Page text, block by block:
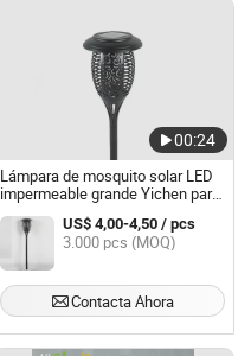
00:24
Lámpara de mosquito solar LED
impermeable grande Yichen para
jardín
US$ 4,00-4,50 / pcs
3.000 pcs (MOQ)
Contacta Ahora